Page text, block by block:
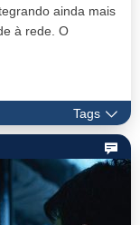
ainda mais
à rede. O
Tags